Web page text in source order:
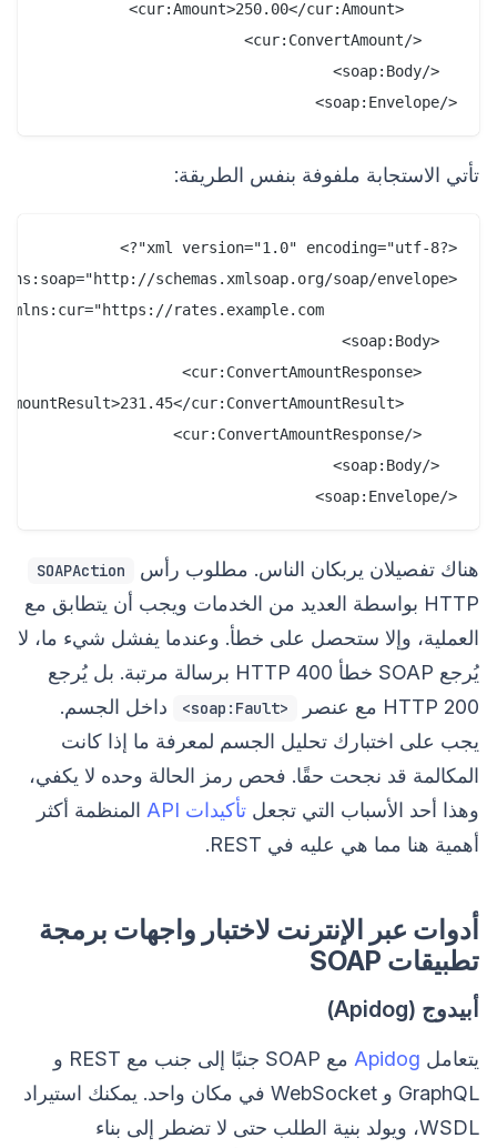
</soap:Envelope>
تأتي الاستجابة ملفوفة بنفس الطريقة:
</soap:Envelope>
هناك تفصيلان يربكان الناس. مطلوب رأس SOAPAction
HTTP بواسطة العديد من الخدمات ويجب أن يتطابق مع
العملية، وإلا ستحصل على خطأ. وعندما يفشل شيء ما، لا
يُرجع SOAP خطأ HTTP 400 برسالة مرتبة. بل يُرجع
HTTP 200 مع عنصر
<soap:Fault>
داخل الجسم.
يجب على اختبارك تحليل الجسم لمعرفة ما إذا كانت
المكالمة قد نجحت حقًا. فحص رمز الحالة وحده لا يكفي،
وهذا أحد الأسباب التي تجعل تأكيدات API
المنظمة أكثر
أهمية هنا مما هي عليه في REST.
أدوات عبر الإنترنت لاختبار واجهات برمجة
تطبيقات SOAP
أبيدوج (Apidog)
يتعامل Apidog
مع SOAP جنبًا إلى جنب مع REST و
GraphQL و WebSocket في مكان واحد. يمكنك استيراد
WSDL، ويولد بنية الطلب حتى لا تضطر إلى بناء